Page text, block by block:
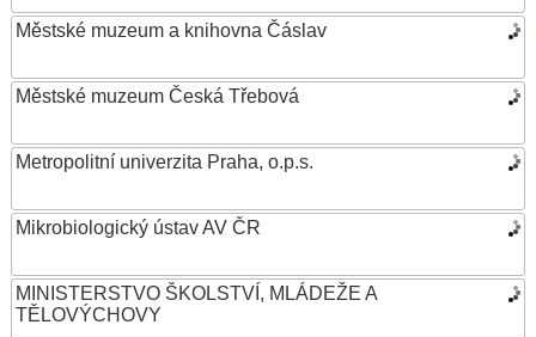
Městské muzeum a knihovna Čáslav
Městské muzeum Česká Třebová
Metropolitní univerzita Praha, o.p.s.
Mikrobiologický ústav AV ČR
MINISTERSTVO ŠKOLSTVÍ, MLÁDEŽE A
TĚLOVÝCHOVY